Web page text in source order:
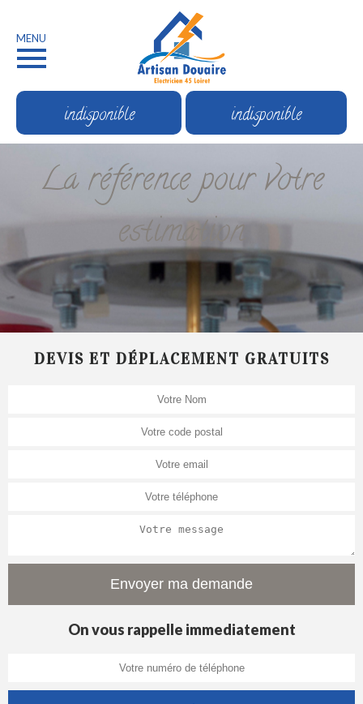
MENU
indisponible indisponible
La référence pour votre
estimation
DEVIS ET DÉPLACEMENT GRATUITS
On vous rappelle immediatement